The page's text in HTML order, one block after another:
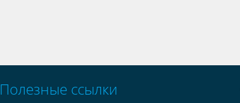
Полезные ссылки